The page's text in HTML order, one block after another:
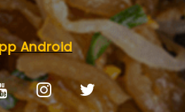
Android